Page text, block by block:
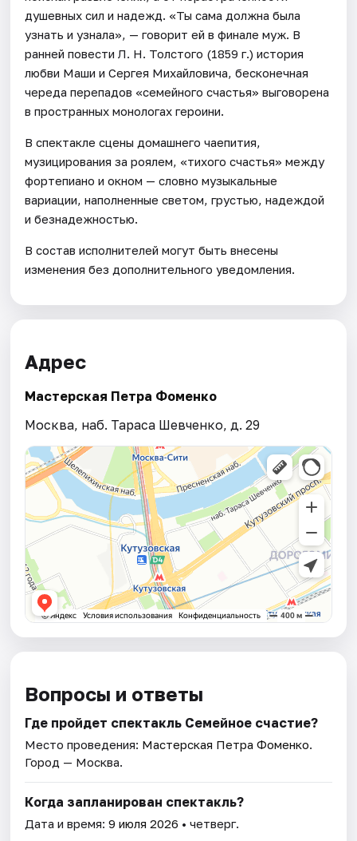
душевных сил и надежд. «Ты сама должна была
узнать и узнала», — говорит ей в финале муж. В
ранней повести Л. Н. Толстого (1859 г.) история
любви Маши и Сергея Михайловича, бесконечная
череда перепадов «семейного счастья» выговорена
в пространных монологах героини.
В спектакле сцены домашнего чаепития,
музицирования за роялем, «тихого счастья» между
фортепиано и окном — словно музыкальные
вариации, наполненные светом, грустью, надеждой
и безнадежностью.
В состав исполнителей могут быть внесены
изменения без дополнительного уведомления.
Адрес
Мастерская Петра Фоменко
Москва, наб. Тараса Шевченко, д. 29
Вопросы и ответы
Где пройдет спектакль Семейное счастие?
Место проведения: Мастерская Петра Фоменко.
Город — Москва.
Когда запланирован спектакль?
Дата и время:9 июля 2026 • четверг.